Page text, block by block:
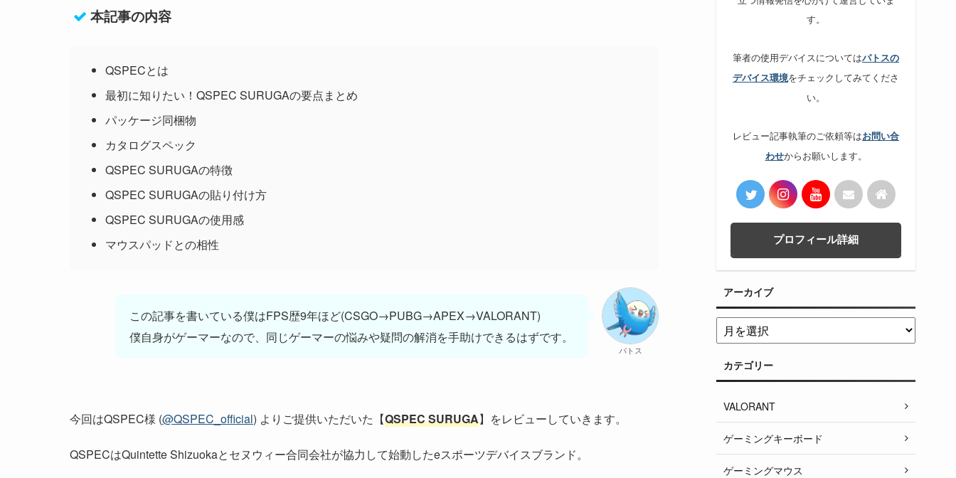
本記事の内容
QSPECとは
最初に知りたい！QSPEC SURUGAの要点まとめ
パッケージ同梱物
カタログスペック
QSPEC SURUGAの特徴
QSPEC SURUGAの貼り付け方
QSPEC SURUGAの使用感
マウスパッドとの相性
この記事を書いている僕はFPS歴9年ほど(CSGO→PUBG→APEX→VALORANT)
僕自身がゲーマーなので、同じゲーマーの悩みや疑問の解消を手助けできるはずです。
パトス
今回はQSPEC様 (@QSPEC_official) よりご提供いただいた【QSPEC SURUGA】をレビューしていきます。
QSPECはQuintette Shizuokaとセヌウィー合同会社が協力して始動したeスポーツデバイスブランド。
す。
筆者の使用デバイスについてはパトスの
デバイス環境をチェックしてみてくださ
い。
レビュー記事執筆のご依頼等はお問い合
わせからお願いします。
プロフィール詳細
アーカイブ
カテゴリー
VALORANT
ゲーミングキーボード
ゲーミングマウス